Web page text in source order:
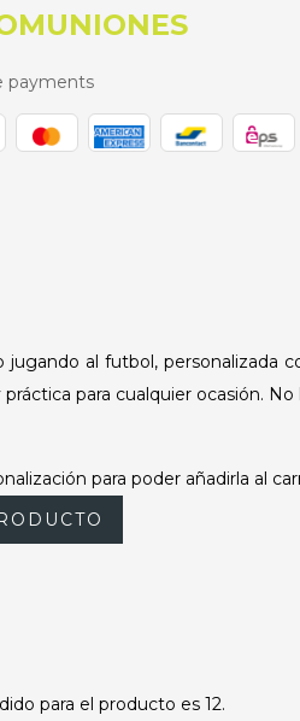
payments
jugando al futbol, personalizada
para cualquier ocasión. No
para poder añadirla al
para el producto es 12.